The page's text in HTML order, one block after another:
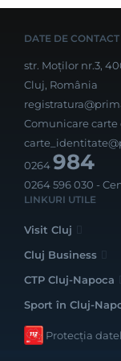
DATE DE CONTACT
str. Moților nr.3,
Cluj, România
Comunicare
0264984
0264 596 030 -
LINKURI UTILE
Visit Cluj
Cluj Business
CTP Cluj-Napoca
Sport în Cluj-
Protecția